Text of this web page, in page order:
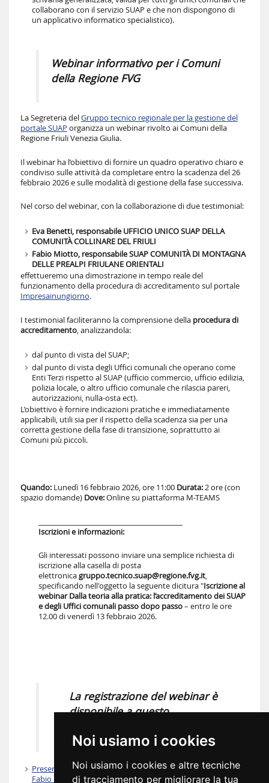
Noi usiamo i cookies
Noi usiamo i cookies e altre tecniche
di tracciamento per migliorare la tua
collaborano con il servizio SUAP e che non dispongono di
un applicativo informatico specialistico).
Webinar informativo per i Comuni
della Regione FVG
La Segreteria delGruppo tecnico regionale per la gestione del
portale SUAP organizza un webinar rivolto ai Comuni della
Regione Friuli Venezia Giulia.
Il webinar ha l’obiettivo di fornire un quadro operativo chiaro e
condiviso sulle attività da completare entro la scadenza del 26
febbraio 2026 e sulle modalità di gestione della fase successiva.
Nel corso del webinar, con la collaborazione di due testimonial:
Eva Benetti, responsabile UFFICIO UNICO SUAP DELLA
COMUNITÀ COLLINARE DEL FRIULI
Fabio Miotto, responsabile SUAP COMUNITÀ DI MONTAGNA
DELLE PREALPI FRIULANE ORIENTALI
effettueremo una dimostrazione in tempo reale del
funzionamento della procedura di accreditamento sul portale
Impresainungiorno.
I testimonial faciliteranno la comprensione della procedura di
accreditamento, analizzandola:
dal punto di vista del SUAP;
dal punto di vista degli Uffici comunali che operano come
Enti Terzi rispetto al SUAP (ufficio commercio, ufficio edilizia,
polizia locale, o altro ufficio comunale che rilascia pareri,
autorizzazioni, nulla-osta ect).
L’obiettivo è fornire indicazioni pratiche e immediatamente
applicabili, utili sia per il rispetto della scadenza sia per una
corretta gestione della fase di transizione, soprattutto ai
Comuni più piccoli.
Quando:Lunedì 16 febbraio 2026, ore 11:00 Durata:2 ore (con
spazio domande) Dove:Online su piattaforma M-TEAMS
Iscrizioni e informazioni:
Gli interessati possono inviare una semplice richiesta di
iscrizione alla casella di posta
elettronicagruppo.tecnico.suap@regione.fvg.it,
specificando nell'oggetto la seguente dicitura "Iscrizione al
webinar Dalla teoria alla pratica: l’accreditamento dei SUAP
e degli Uffici comunali passo dopo passo– entro le ore
12.00 di venerdì 13 febbraio 2026.
La registrazione del webinar è
disponibile a questo
Presentazione procedura accreditamento SUAP a cura di
Fabio Miotto